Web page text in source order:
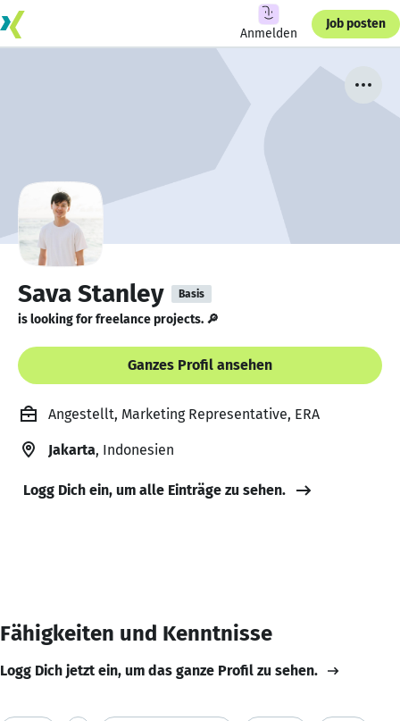
Anmelden
Job posten
Sava Stanley Basis
is looking for freelance projects. 🔎
Ganzes Profil ansehen
Angestellt, Marketing Representative, ERA
Jakarta, Indonesien
Logg Dich ein, um alle Einträge zu sehen.
Fähigkeiten und Kenntnisse
Logg Dich jetzt ein, um das ganze Profil zu sehen.